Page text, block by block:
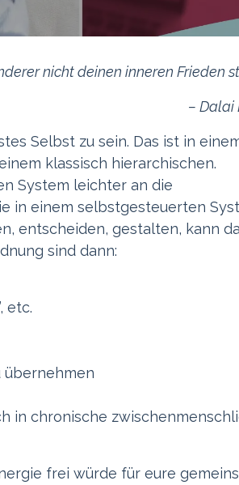
nicht deinen inneren Frieden
– Dalai
Selbst zu sein. Das ist in
klassisch hierarchischen.
System leichter an die
in einem selbstgesteuerten
entscheiden, gestalten, kann
sind dann:
etc.
übernehmen
in chronische
frei würde für eure